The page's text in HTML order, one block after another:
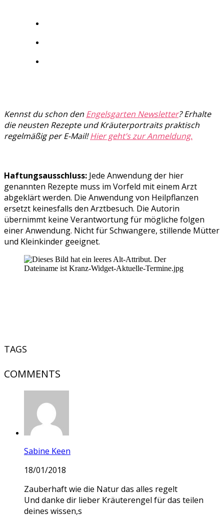
Kennst du schon den Engelsgarten Newsletter? Erhalte
die neusten Rezepte und Kräuterportraits praktisch
regelmäßig per E-Mail!Hier geht’s zur Anmeldung.
Haftungsausschluss: Jede Anwendung der hier
genannten Rezepte muss im Vorfeld mit einem Arzt
abgeklärt werden. Die Anwendung von Heilpflanzen
ersetzt keinesfalls den Arztbesuch. Die Autorin
übernimmt keine Verantwortung für mögliche folgen
einer Anwendung. Nicht für Schwangere, stillende Mütter
und Kleinkinder geeignet.
TAGS
COMMENTS
Sabine Keen
18/01/2018
Zauberhaft wie die Natur das alles regelt
Und danke dir lieber Kräuterengel für das teilen
deines wissen,s